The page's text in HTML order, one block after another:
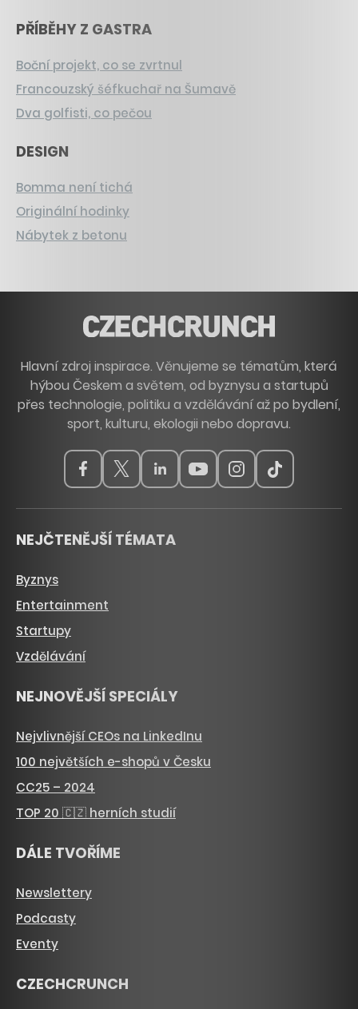
PŘÍBĚHY Z GASTRA
Boční projekt, co se zvrtnul
Francouzský šéfkuchař na Šumavě
Dva golfisti, co pečou
DESIGN
Bomma není tichá
Originální hodinky
Nábytek z betonu
Hlavní zdroj inspirace. Věnujeme se tématům, která
hýbou Českem a světem, od byznysu a startupů
přes technologie, politiku a vzdělávání až po bydlení,
sport, kulturu, ekologii nebo dopravu.
NEJČTENĚJŠÍ TÉMATA
Byznys
Entertainment
Startupy
Vzdělávání
NEJNOVĚJŠÍ SPECIÁLY
Nejvlivnější CEOs na LinkedInu
100 největších e-shopů v Česku
CC25 – 2024
TOP 20 🇨🇿 herních studií
DÁLE TVOŘÍME
Newslettery
Podcasty
Eventy
CZECHCRUNCH